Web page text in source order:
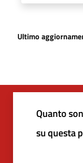
Ultimo
Quanto
su questa